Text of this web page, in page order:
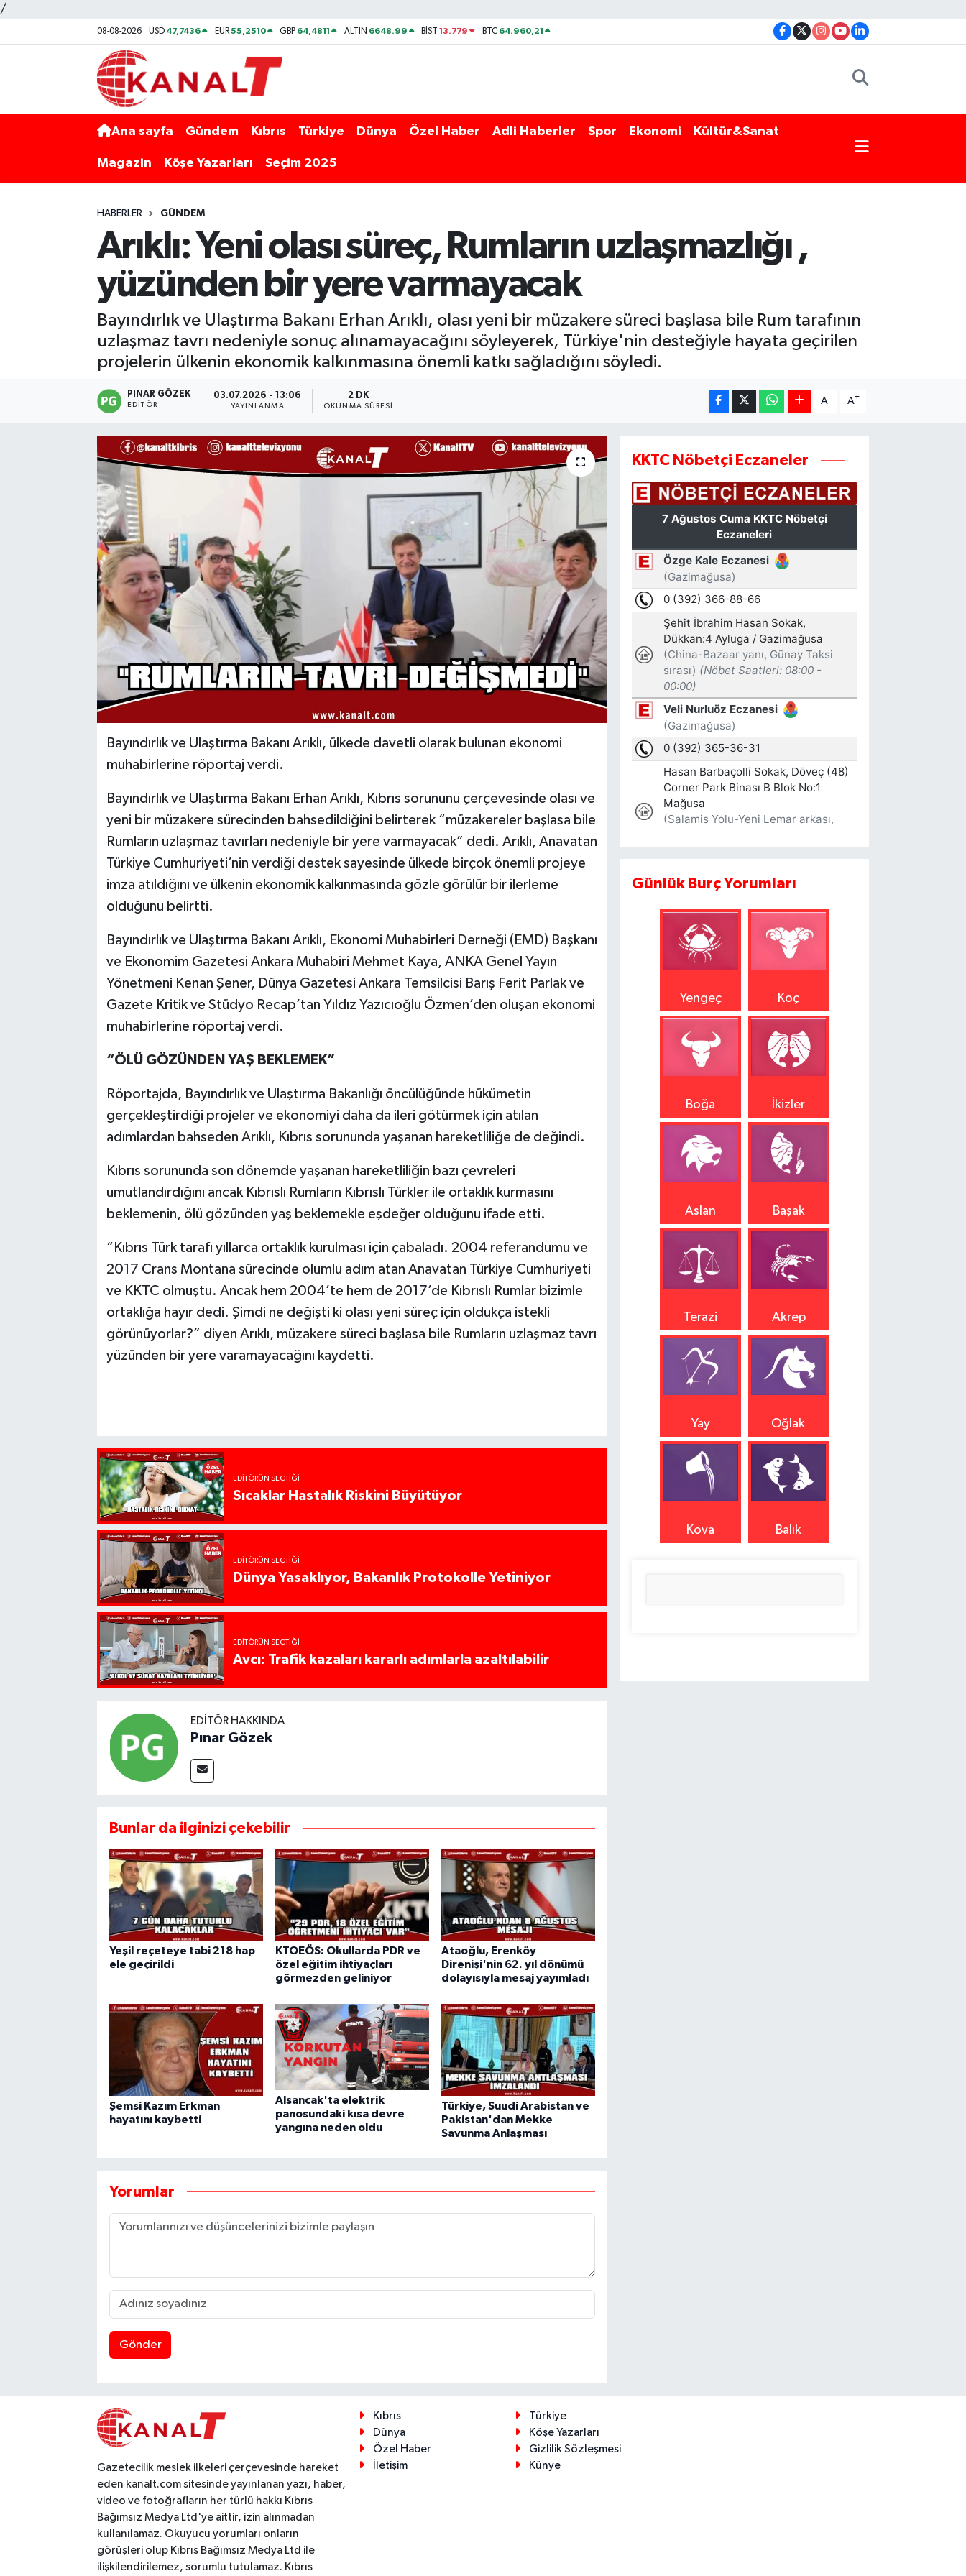
/
08-08-2026 USD 47,7436 EUR55,2510 GBP 64,4811 ALTIN 6648.99 BİST13.779 BTC 64.960,21
Ana sayfa Gündem Kıbrıs Türkiye Dünya Özel Haber Adli Haberler Spor Ekonomi Kültür&Sanat
Magazin Köşe Yazarları Seçim 2025
HABERLER GÜNDEM
Arıklı: Yeni olası süreç, Rumların uzlaşmazlığı ,
yüzünden bir yere varmayacak
Bayındırlık ve Ulaştırma Bakanı Erhan Arıklı, olası yeni bir müzakere süreci başlasa bile Rum tarafının
uzlaşmaz tavrı nedeniyle sonuç alınamayacağını söyleyerek, Türkiye'nin desteğiyle hayata geçirilen
projelerin ülkenin ekonomik kalkınmasına önemli katkı sağladığını söyledi.
PINAR GÖZEK
EDITÖR
03.07.2026 - 13:06
YAYINLANMA
2 DK
OKUNMA SÜRESI
A- A+
Bayındırlık ve Ulaştırma Bakanı Arıklı, ülkede davetli olarak bulunan ekonomi
muhabirlerine röportaj verdi.
Bayındırlık ve Ulaştırma Bakanı Erhan Arıklı, Kıbrıs sorununu çerçevesinde olası ve
yeni bir müzakere sürecinden bahsedildiğini belirterek “müzakereler başlasa bile
Rumların uzlaşmaz tavırları nedeniyle bir yere varmayacak” dedi. Arıklı, Anavatan
Türkiye Cumhuriyeti’nin verdiği destek sayesinde ülkede birçok önemli projeye
imza atıldığını ve ülkenin ekonomik kalkınmasında gözle görülür bir ilerleme
olduğunu belirtti.
Bayındırlık ve Ulaştırma Bakanı Arıklı, Ekonomi Muhabirleri Derneği (EMD) Başkanı
ve Ekonomim Gazetesi Ankara Muhabiri Mehmet Kaya, ANKA Genel Yayın
Yönetmeni Kenan Şener, Dünya Gazetesi Ankara Temsilcisi Barış Ferit Parlak ve
Gazete Kritik ve Stüdyo Recap’tan Yıldız Yazıcıoğlu Özmen’den oluşan ekonomi
muhabirlerine röportaj verdi.
“ÖLÜ GÖZÜNDEN YAŞ BEKLEMEK”
Röportajda, Bayındırlık ve Ulaştırma Bakanlığı öncülüğünde hükümetin
gerçekleştirdiği projeler ve ekonomiyi daha da ileri götürmek için atılan
adımlardan bahseden Arıklı, Kıbrıs sorununda yaşanan hareketliliğe de değindi.
Kıbrıs sorununda son dönemde yaşanan hareketliliğin bazı çevreleri
umutlandırdığını ancak Kıbrıslı Rumların Kıbrıslı Türkler ile ortaklık kurmasını
beklemenin, ölü gözünden yaş beklemekle eşdeğer olduğunu ifade etti.
“Kıbrıs Türk tarafı yıllarca ortaklık kurulması için çabaladı. 2004 referandumu ve
2017 Crans Montana sürecinde olumlu adım atan Anavatan Türkiye Cumhuriyeti
ve KKTC olmuştu. Ancak hem 2004’te hem de 2017’de Kıbrıslı Rumlar bizimle
ortaklığa hayır dedi. Şimdi ne değişti ki olası yeni süreç için oldukça istekli
görünüyorlar?” diyen Arıklı, müzakere süreci başlasa bile Rumların uzlaşmaz tavrı
yüzünden bir yere varamayacağını kaydetti.
EDITÖRÜN SEÇTIĞI
Sıcaklar Hastalık Riskini Büyütüyor
EDITÖRÜN SEÇTIĞI
Dünya Yasaklıyor, Bakanlık Protokolle Yetiniyor
EDITÖRÜN SEÇTIĞI
Avcı: Trafik kazaları kararlı adımlarla azaltılabilir
EDITÖR HAKKINDA
Pınar Gözek
Bunlar da ilginizi çekebilir
Yeşil reçeteye tabi 218 hap
ele geçirildi
KTOEÖS: Okullarda PDR ve
özel eğitim ihtiyaçları
görmezden geliniyor
Ataoğlu, Erenköy
Direnişi'nin 62. yıl dönümü
dolayısıyla mesaj yayımladı
Şemsi Kazım Erkman
hayatını kaybetti
Alsancak'ta elektrik
panosundaki kısa devre
yangına neden oldu
Türkiye, Suudi Arabistan ve
Pakistan'dan Mekke
Savunma Anlaşması
Yorumlar
Gönder
KKTC Nöbetçi Eczaneler
Günlük Burç Yorumları
Yengeç Koç
Boğa İkizler
Aslan Başak
Terazi Akrep
Yay Oğlak
Kova Balık
Gazetecilik meslek ilkeleri çerçevesinde hareket
eden kanalt.com sitesinde yayınlanan yazı, haber,
video ve fotoğrafların her türlü hakkı Kıbrıs
Bağımsız Medya Ltd'ye aittir, izin alınmadan
kullanılamaz. Okuyucu yorumları onların
görüşleri olup Kıbrıs Bağımsız Medya Ltd ile
ilişkilendirilemez, sorumlu tutulamaz. Kıbrıs
Kıbrıs
Türkiye
Dünya
Köşe Yazarları
Özel Haber
Gizlilik Sözleşmesi
İletişim
Künye